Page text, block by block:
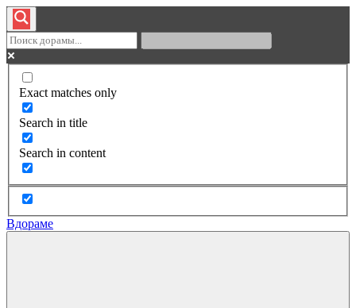
Exact matches only
Search in title
Search in content
Вдораме